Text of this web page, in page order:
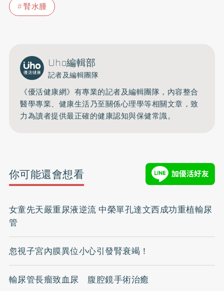
腎水腫
Uho編輯部
記者及編輯團隊
《優活健康網》有專業的記者及編輯團隊，內容整合
醫學專業、健康生活乃至關係心理學等相關文章，致
力為讀者提供最正確的健康認知與保健常識。
你可能還會想看
女童先天嚴重尿液逆流 中榮單孔達文西成功重植輸尿
管
忽視子宮內膜異位小心引發腎衰竭！
輸尿管長瘤致血尿 腹腔鏡手術治癒